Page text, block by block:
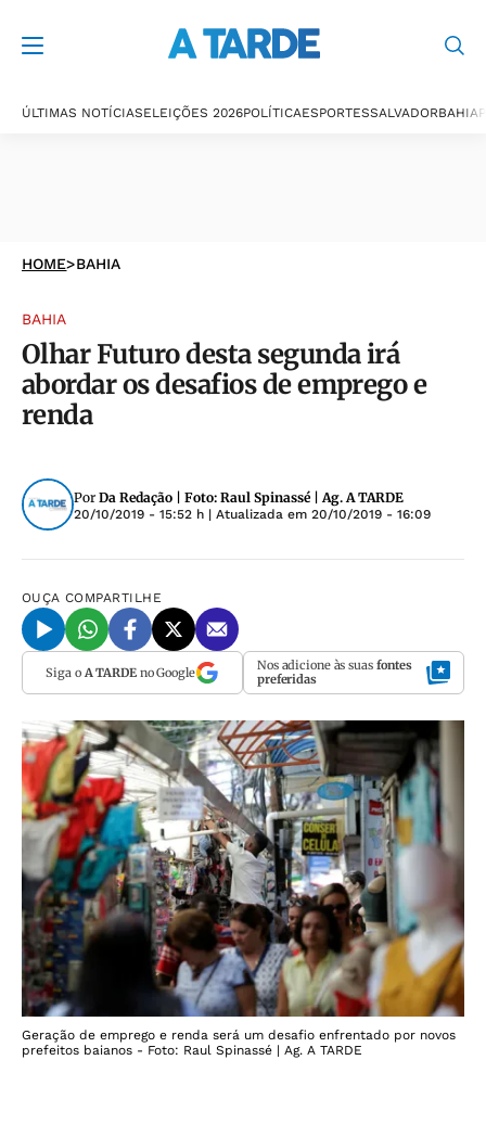
ÚLTIMAS NOTÍCIASELEIÇÕES 2026POLÍTICAESPORTESSALVADORBAHIA
HOME>BAHIA
BAHIA
Olhar Futuro desta segunda irá
abordar os desafios de emprego e
renda
Por Da Redação | Foto: Raul Spinassé | Ag. A TARDE
20/10/2019 - 15:52 h | Atualizada em 20/10/2019 - 16:09
OUÇA COMPARTILHE
Siga o A TARDEno Google Nos adicione às suas fontes
preferidas
Geração de emprego e renda será um desafio enfrentado por novos
prefeitos baianos - Foto: Raul Spinassé | Ag. A TARDE